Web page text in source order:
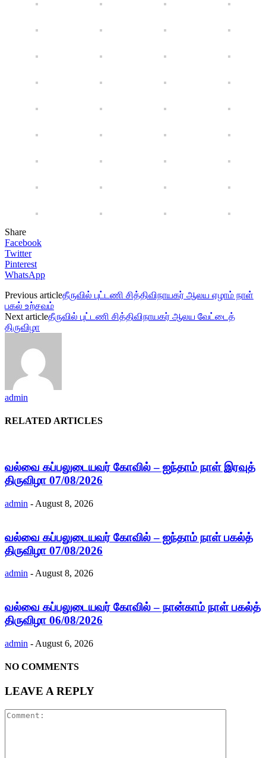
Share
Facebook
Twitter
Pinterest
WhatsApp
Previous articleதீருவில் புட்டணி சித்திவிநாயகர் ஆலய ஏழாம் நாள்
பகல் உற்சவம்
Next articleதீருவில் புட்டணி சித்திவிநாயகர் ஆலய வேட்டைத்
திருவிழா
admin
RELATED ARTICLES
வல்வை கப்பலுடையவர் கோவில் – ஐந்தாம் நாள் இரவுத்
திருவிழா 07/08/2026
admin - August 8, 2026
வல்வை கப்பலுடையவர் கோவில் – ஐந்தாம் நாள் பகல்த்
திருவிழா 07/08/2026
admin - August 8, 2026
வல்வை கப்பலுடையவர் கோவில் – நான்காம் நாள் பகல்த்
திருவிழா 06/08/2026
admin - August 6, 2026
NO COMMENTS
LEAVE A REPLY